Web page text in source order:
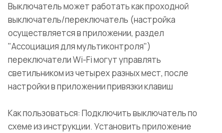
Выключатель может работать как проходной
выключатель/переключатель (настройка
осуществляется в приложении, раздел
"Ассоциация для мультиконтроля")
переключатели Wi-Fi могут управлять
светильником из четырех разных мест, после
настройки в приложении привязки клавиш
Как пользоваться: Подключить выключатель по
схеме из инструкции. Установить приложение